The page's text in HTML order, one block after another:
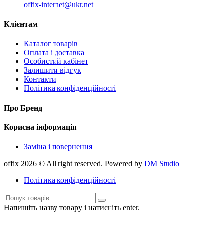
offix-internet@ukr.net
Клієнтам
Каталог товарів
Оплата і доставка
Особистий кабінет
Залишити відгук
Контакти
Політика конфіденційності
Про Бренд
Корисна інформація
Заміна і повернення
offix 2026 © All right reserved. Powered by DM Studio
Політика конфіденційності
Напишіть назву товару і натисніть enter.